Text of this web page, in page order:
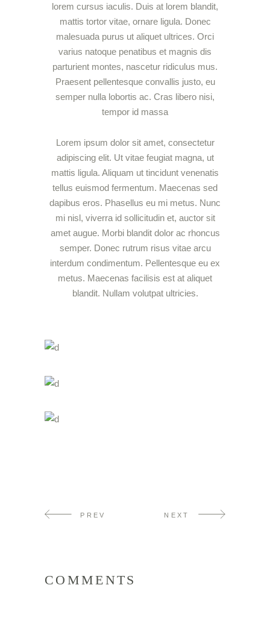
lorem cursus iaculis. Duis at lorem blandit,
mattis tortor vitae, ornare ligula. Donec
malesuada purus ut aliquet ultrices. Orci
varius natoque penatibus et magnis dis
parturient montes, nascetur ridiculus mus.
Praesent pellentesque convallis justo, eu
semper nulla lobortis ac. Cras libero nisi,
tempor id massa
Lorem ipsum dolor sit amet, consectetur
adipiscing elit. Ut vitae feugiat magna, ut
mattis ligula. Aliquam ut tincidunt venenatis
tellus euismod fermentum. Maecenas sed
dapibus eros. Phasellus eu mi metus. Nunc
mi nisl, viverra id sollicitudin et, auctor sit
amet augue. Morbi blandit dolor ac rhoncus
semper. Donec rutrum risus vitae arcu
interdum condimentum. Pellentesque eu ex
metus. Maecenas facilisis est at aliquet
blandit. Nullam volutpat ultricies.
PREV NEXT
COMMENTS